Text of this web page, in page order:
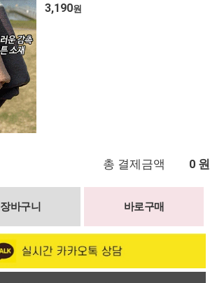
3,190원
총 결제금액 0 원
장바구니 바로구매